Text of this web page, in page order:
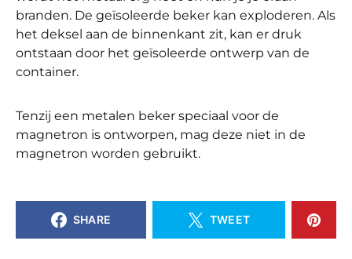
branden. De geïsoleerde beker kan exploderen. Als
het deksel aan de binnenkant zit, kan er druk
ontstaan door het geïsoleerde ontwerp van de
container.
Tenzij een metalen beker speciaal voor de
magnetron is ontworpen, mag deze niet in de
magnetron worden gebruikt.
SHARE TWEET